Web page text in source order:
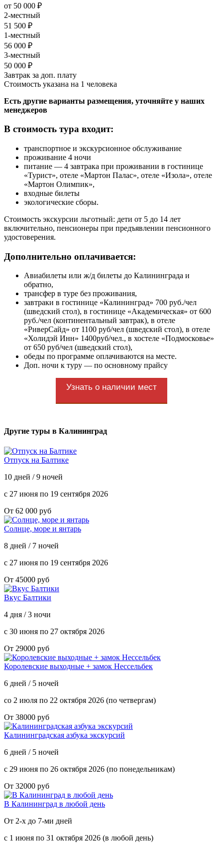
от 50 000 ₽
2-местный
51 500 ₽
1-местный
56 000 ₽
3-местный
50 000 ₽
Завтрак за доп. плату
Стоимость указана на 1 человека
Есть другие варианты размещения, уточняйте у наших
менеджеров
В стоимость тура входит:
транспортное и экскурсионное обслуживание
проживание 4 ночи
питание — 4 завтрака при проживании в гостинице
«Турист», отеле «Мартон Палас», отеле «Изола», отеле
«Мартон Олимпик»,
входные билеты
экологические сборы.
Стоимость экскурсии льготный: дети от 5 до 14 лет
включительно, пенсионеры при предъявлении пенсионного
удостоверения.
Дополнительно оплачивается:
Авиабилеты или ж/д билеты до Калининграда и
обратно,
трансфер в туре без проживания,
завтраки в гостинице «Калининград» 700 руб./чел
(шведский стол), в гостинице «Академическая» от 600
руб./чел (континентальный завтрак), в отеле
«РиверСайд» от 1100 руб/чел (шведский стол), в отеле
«Холидэй Инн» 1400руб/чел., в хостеле «Подмосковье»
от 650 руб/чел (шведский стол),
обеды по программе оплачиваются на месте.
Доп. ночи к туру — по основному прайсу
Узнать о наличии мест
Другие туры в Калининград
Отпуск на Балтике
10 дней / 9 ночей
с 27 июня по 19 сентября 2026
От 62 000 руб
Солнце, море и янтарь
8 дней / 7 ночей
с 27 июня по 19 сентября 2026
От 45000 руб
Вкус Балтики
4 дня / 3 ночи
с 30 июня по 27 октября 2026
От 29000 руб
Королевские выходные + замок Нессельбек
6 дней / 5 ночей
со 2 июля по 22 октября 2026 (по четвергам)
От 38000 руб
Калининградская азбука экскурсий
6 дней / 5 ночей
с 29 июня по 26 октября 2026 (по понедельникам)
От 32000 руб
В Калининград в любой день
От 2-х до 7-ми дней
с 1 июня по 31 октября 2026 (в любой день)